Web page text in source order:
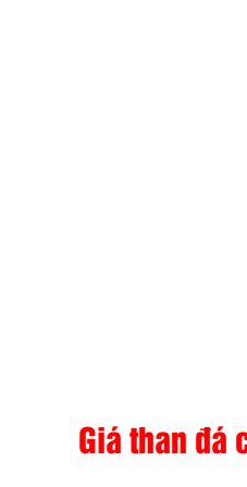
Giá than đá